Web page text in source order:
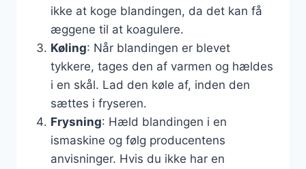
ikke at koge blandingen, da det kan få
æggene til at koagulere.
Køling: Når blandingen er blevet
tykkere, tages den af varmen og hældes
i en skål. Lad den køle af, inden den
sættes i fryseren.
Frysning: Hæld blandingen i en
ismaskine og følg producentens
anvisninger. Hvis du ikke har en